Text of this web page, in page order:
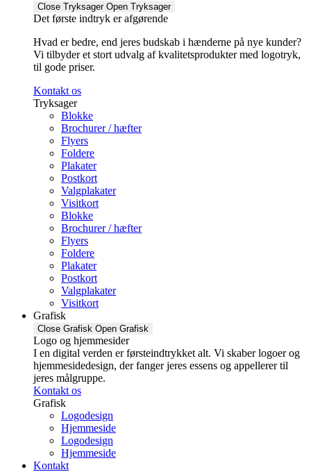
Close Tryksager Open Tryksager
Det første indtryk er afgørende
Hvad er bedre, end jeres budskab i hænderne på nye kunder?
Vi tilbyder et stort udvalg af kvalitetsprodukter med logotryk,
til gode priser.
Kontakt os
Tryksager
Blokke
Brochurer / hæfter
Flyers
Foldere
Plakater
Postkort
Valgplakater
Visitkort
Blokke
Brochurer / hæfter
Flyers
Foldere
Plakater
Postkort
Valgplakater
Visitkort
Grafisk
Close Grafisk Open Grafisk
Logo og hjemmesider
I en digital verden er førsteindtrykket alt. Vi skaber logoer og
hjemmesidedesign, der fanger jeres essens og appellerer til
jeres målgruppe.
Kontakt os
Grafisk
Logodesign
Hjemmeside
Logodesign
Hjemmeside
Kontakt